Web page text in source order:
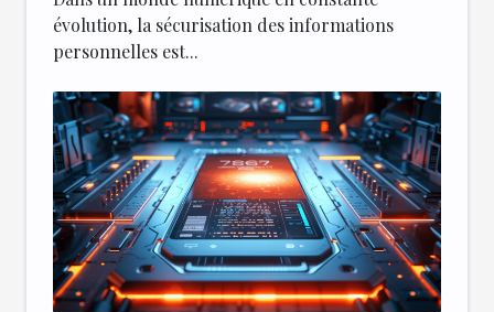
évolution, la sécurisation des informations
personnelles est...